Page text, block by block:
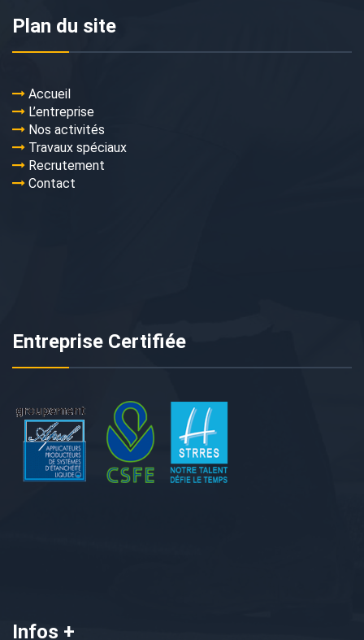
Plan du site
Accueil
L’entreprise
Nos activités
Travaux spéciaux
Recrutement
Contact
Entreprise Certifiée
Infos +